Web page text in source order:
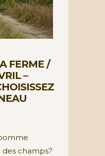
FERME /
–
champs?